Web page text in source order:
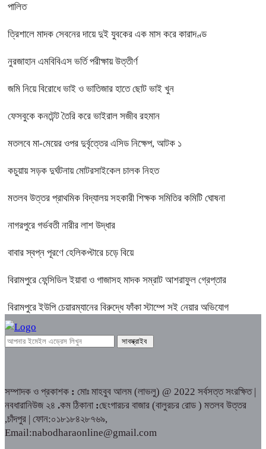
পালিত
ত্রিশালে মাদক সেবনের দায়ে দুই যুবকের এক মাস করে কারাদণ্ড
নুরজাহান এমবিবিএস ভর্তি পরীক্ষায় উত্তীর্ণ
জমি নিয়ে বিরোধে ভাই ও ভাতিজার হাতে ছোট ভাই খুন
ফেসবুকে কনটেন্ট তৈরি করে ভাইরাল সজীব রহমান
মতলবে মা-মেয়ের ওপর দুর্বৃত্তের এসিড নিক্ষেপ, আটক ১
কচুয়ায় সড়ক দুর্ঘটনায় মোটরসাইকেল চালক নিহত
মতলব উত্তর প্রাথমিক বিদ্যালয় সহকারী শিক্ষক সমিতির কমিটি ঘোষনা
নাগরপুরে গর্ভবতী নারীর লাশ উদ্ধার
বাবার স্বপ্ন পূরণে হেলিকপ্টারে চড়ে বিয়ে
বিরামপুরে ফেন্সিডিল ইয়াবা ও গাজাসহ মাদক সম্রাট আশরাফুল গ্রেপ্তার
বিরামপুরে ইউপি চেয়ারম্যানের বিরুদ্ধে ফাঁকা স্টাম্পে সই নেয়ার অভিযোগ
সম্পাদক ও প্রকাশক : মোঃ মাহবুব আলম (লাভলু) @ 2022 সর্বসত্ত সংরক্ষিত |
নবধারানিউজ ২৪ .কম ঠিকানা :ছেংগারচর বাজার (বালুরচর রোড ) মতলব উত্তর
,চাঁদপুর | ফোন:০১৮১৮৪২৮৭৬৯,
Email:nabodharaonline@gmail.com